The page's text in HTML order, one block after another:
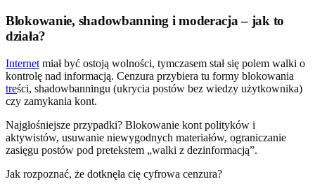
Blokowanie, shadowbanning i moderacja – jak to
działa?
Internet miał być ostoją wolności, tymczasem stał się polem walki o
kontrolę nad informacją. Cenzura przybiera tu formy blokowania
treści, shadowbanningu (ukrycia postów bez wiedzy użytkownika)
czy zamykania kont.
Najgłośniejsze przypadki? Blokowanie kont polityków i
aktywistów, usuwanie niewygodnych materiałów, ograniczanie
zasięgu postów pod pretekstem „walki z dezinformacją”.
Jak rozpoznać, że dotknęła cię cyfrowa cenzura?